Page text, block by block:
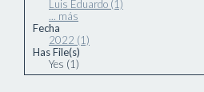
Luis Eduardo (1)
... más
Fecha
2022 (1)
Has File(s)
Yes (1)